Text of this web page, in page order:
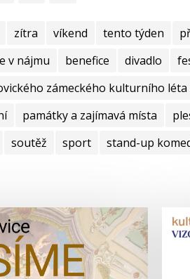
zítra víkend tento týden
v nájmu benefice divadlo
zámeckého kulturního léta
památky a zajímavá místa
soutěž sport stand-up